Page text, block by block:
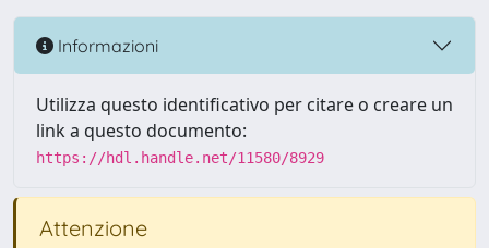
Informazioni
Utilizza questo identificativo per citare o creare un
link a questo documento:
https://hdl.handle.net/11580/8929
Attenzione